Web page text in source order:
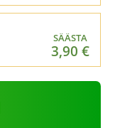
SÄÄSTA
3,90 €